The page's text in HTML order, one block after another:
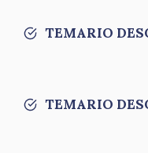
TEMARIO
TEMARIO